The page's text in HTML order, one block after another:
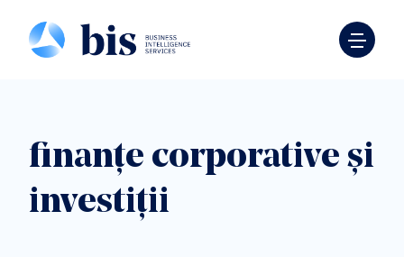
finanțe corporative și
investiții